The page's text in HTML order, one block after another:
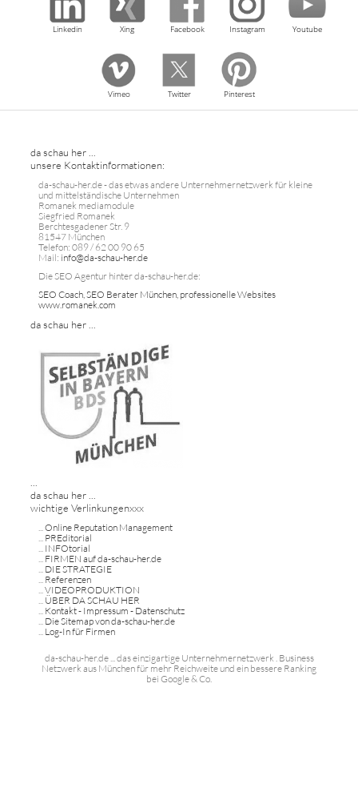
Linkedin Xing Facebook Instagram Youtube
Vimeo Twitter Pinterest
da schau her ...
unsere Kontaktinformationen:
da-schau-her.de - das etwas andere Unternehmernetzwerk für kleine
und mittelständische Unternehmen
Romanek mediamodule
Siegfried Romanek
Berchtesgadener Str. 9
81547 München
Telefon: 089 / 62 00 90 65
Mail: info@da-schau-her.de
Die SEO Agentur hinter da-schau-her.de:
SEO Coach, SEO Berater München, professionelle Websites
www.romanek.com
da schau her ...
...
da schau her ...
wichtige Verlinkungenxxx
...Online Reputation Management
... PREditorial
... INFOtorial
... FIRMEN auf da-schau-her.de
... DIE STRATEGIE
... Referenzen
...VIDEOPRODUKTION
... ÜBER DA SCHAU HER
... Kontakt - Impressum - Datenschutz
... Die Sitemap von da-schau-her.de
... Log-In für Firmen
da-schau-her.de ... das einzigartige Unternehmernetzwerk . Business
Netzwerk aus München für mehr Reichweite und ein bessere Ranking
bei Google & Co.